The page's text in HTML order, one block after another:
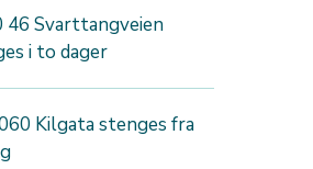
46 Svarttangveien
i to dager
Kilgata stenges fra